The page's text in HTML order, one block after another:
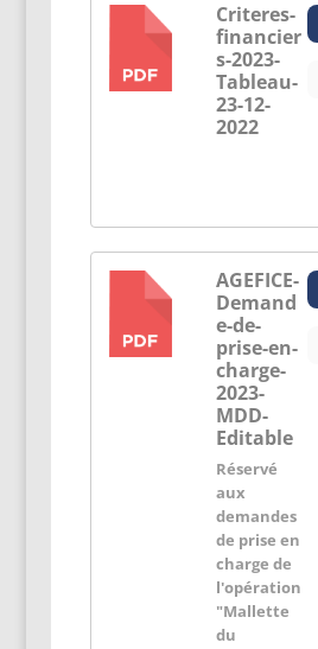
Criteres-
financier
s-2023-
Tableau-
23-12-
2022
AGEFICE-
Demand
e-de-
prise-en-
charge-
2023-
MDD-
Editable
Réservé
aux
demandes
de prise en
charge de
l'opération
"Mallette
du